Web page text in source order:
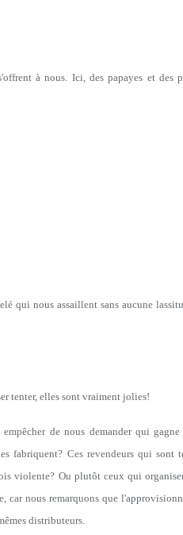
à nous. Ici, des papayes et des
qui nous assaillent sans aucune
tenter, elles sont vraiment jolies!
empêcher de nous demander qui
fabriquent? Ces revendeurs qui sont
violente? Ou plutôt ceux qui
car nous remarquons que
distributeurs.